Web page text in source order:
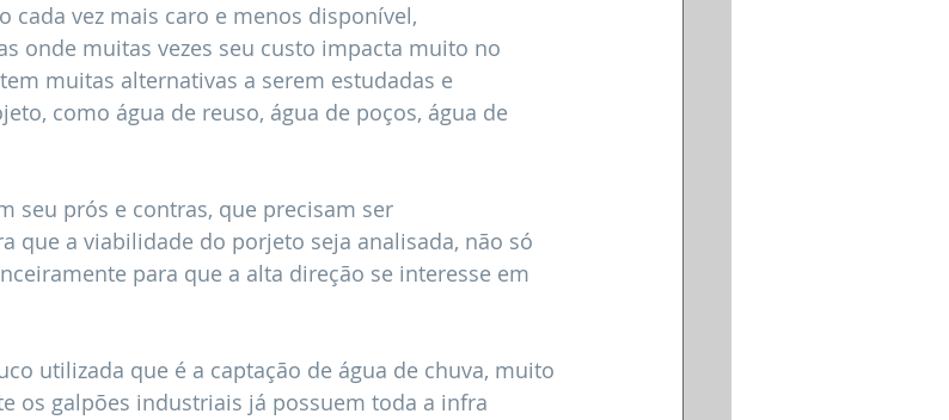
cada vez mais caro e menos disponível,
onde muitas vezes seu custo impacta muito no
muitas alternativas a serem estudadas e
como água de reuso, água de poços, água de
seu prós e contras, que precisam ser
que a viabilidade do porjeto seja analisada, não só
para que a alta direção se interesse em
utilizada que é a captação de água de chuva, muito
os galpões industriais já possuem toda a infra